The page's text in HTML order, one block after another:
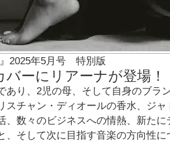
』2025年5月号 特別版
ーにリアーナが登場！
あり、2児の母、そして自身のブラ
スチャン・ディオールの香水、ジ
、数々のビジネスへの情熱、新た
、そして次に目指す音楽の方向性に